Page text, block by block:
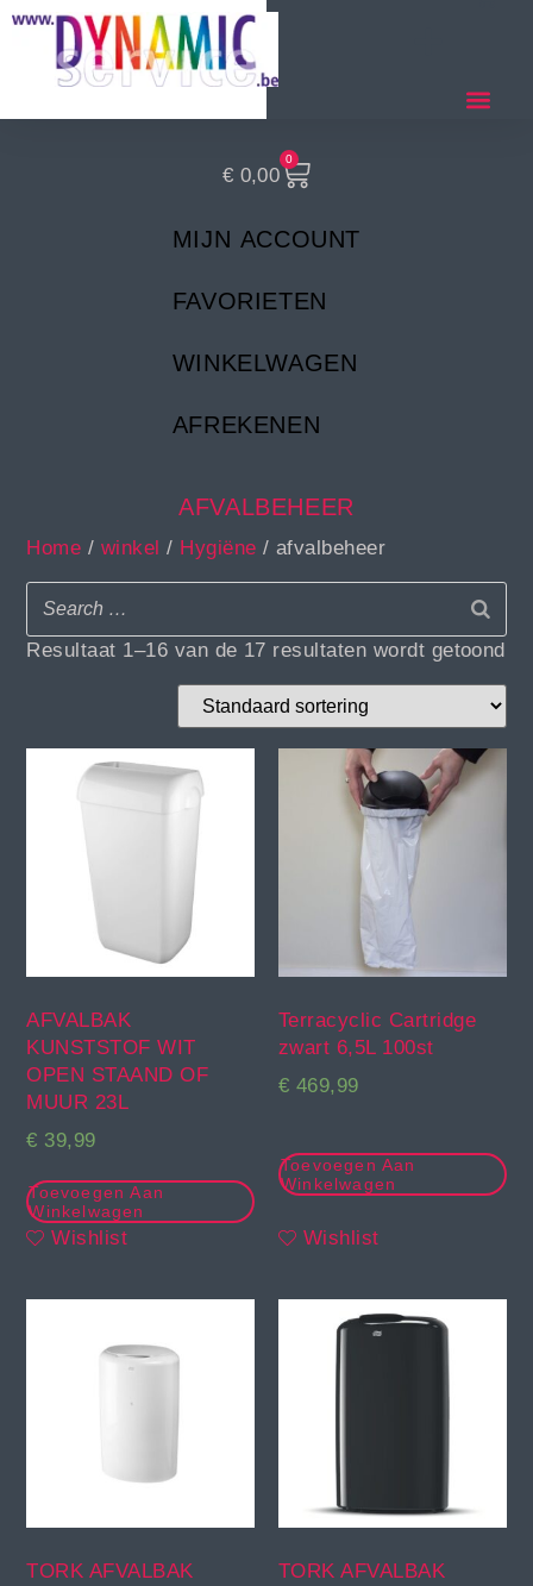
€ 0,00
0
MIJN ACCOUNT
FAVORIETEN
WINKELWAGEN
AFREKENEN
AFVALBEHEER
Home / winkel / Hygiëne / afvalbeheer
Resultaat 1–16 van de 17 resultaten wordt getoond
AFVALBAK
KUNSTSTOF WIT
OPEN STAAND OF
MUUR 23L
€ 39,99
Toevoegen Aan
Winkelwagen
Wishlist
Terracyclic Cartridge
zwart 6,5L 100st
€ 469,99
Toevoegen Aan
Winkelwagen
Wishlist
TORK AFVALBAK
TORK AFVALBAK